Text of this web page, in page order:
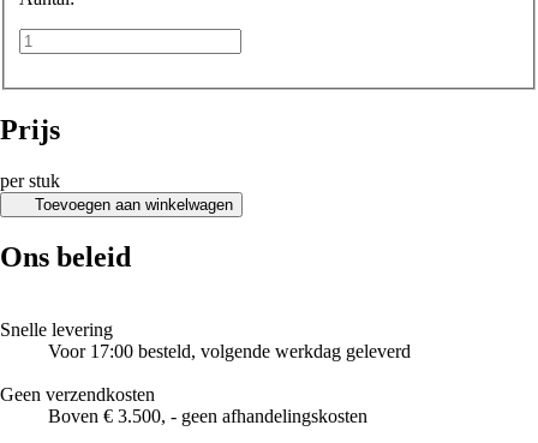
Prijs
per stuk
Toevoegen aan winkelwagen
Ons beleid
Snelle levering
Voor 17:00 besteld, volgende werkdag geleverd
Geen verzendkosten
Boven € 3.500, - geen afhandelingskosten